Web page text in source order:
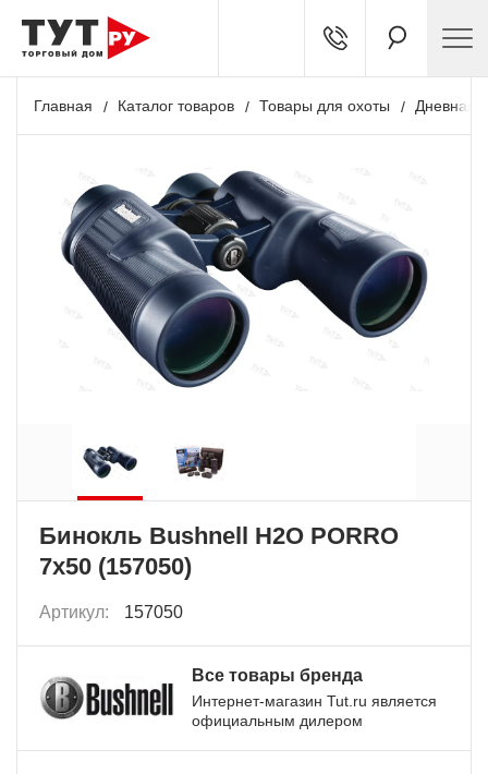
Главная Каталог товаров Товары для охоты Дневная
Бинокль Bushnell H2O PORRO
7x50 (157050)
Артикул: 157050
Все товары бренда
Интернет-магазин Tut.ru является
официальным дилером